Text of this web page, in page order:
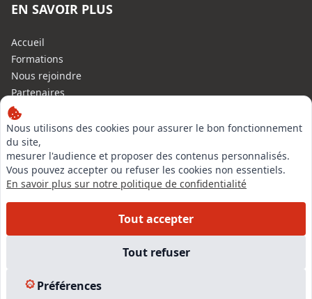
Nous utilisons des cookies pour assurer le bon fonctionnement
du site,
mesurer l'audience et proposer des contenus personnalisés.
Vous pouvez accepter ou refuser les cookies non essentiels.
En savoir plus sur notre politique de confidentialité
Tout accepter
Tout refuser
Préférences
EN SAVOIR PLUS
Accueil
Formations
Nous rejoindre
Partenaires
Autres missions
Le C.N.E.
Membre IVSC
Logiciel
L’Expert
Tarifs
Experts Immobiliers par régions
Plan du site